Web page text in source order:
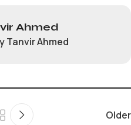
Ahmed
Tanvir Ahmed
Older